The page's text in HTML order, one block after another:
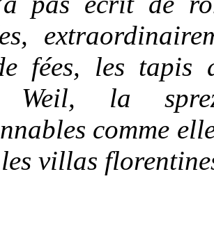
fées, les tapis
Weil, la
comme
villas